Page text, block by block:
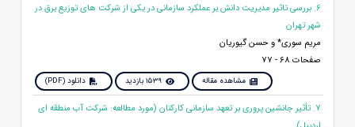
6. بررسی تاثیر مدیریت دانش بر عملکرد سازمانی در یکی از شرکت های توزیع برق در
شهر تهران
مریم سوری* و حسن گیوریان
صفحات 68 - 77
مشاهده مقاله 1539 بازدید دانلود (PDF)
7. تأثیر جانشین پروری بر تعهد سازمانی کارکنان (مورد مطالعه: شرکت آب منطقه ای